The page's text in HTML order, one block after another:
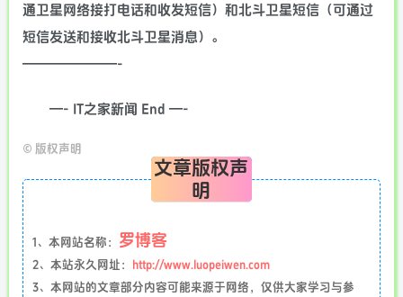
通卫星网络接打电话和收发短信）和北斗卫星短信（可通过
短信发送和接收北斗卫星消息）。
———————-
—- IT之家新闻 End —-
© 版权声明
文章版权声
明
1、本网站名称： 罗博客
2、本站永久网址：
http://www.luopeiwen.com
3、本网站的文章部分内容可能来源于网络，仅供大家学习与参